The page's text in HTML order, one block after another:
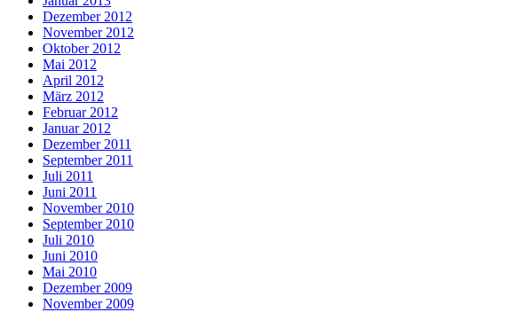
Dezember 2012
November 2012
Oktober 2012
Mai 2012
April 2012
März 2012
Februar 2012
Januar 2012
Dezember 2011
September 2011
Juli 2011
Juni 2011
November 2010
September 2010
Juli 2010
Juni 2010
Mai 2010
Dezember 2009
November 2009